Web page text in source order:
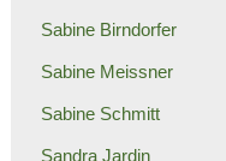
Sabine Birndorfer
Sabine Meissner
Sabine Schmitt
Sandra Jardin